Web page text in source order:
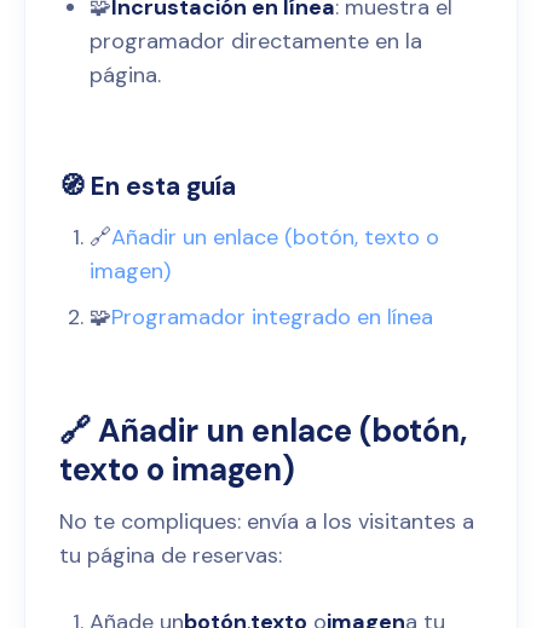
🧩Incrustación en línea: muestra el
programador directamente en la
página.
🧭 En esta guía
🔗Añadir un enlace (botón, texto o
imagen)
🧩Programador integrado en línea
🔗 Añadir un enlace (botón,
texto o imagen)
No te compliques: envía a los visitantes a
tu página de reservas:
Añade unbotón,texto oimagena tu